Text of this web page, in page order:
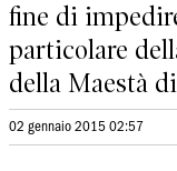
fine di
particolare
della Maestà
02 gennaio 2015 02:57